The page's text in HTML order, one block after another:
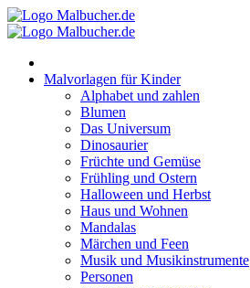
Zum
Inhalt
Malvorlagen für Kinder
Alphabet und zahlen
Blumen
Das Universum
Dinosaurier
Früchte und Gemüse
Frühling und Ostern
Halloween und Herbst
Haus und Wohnen
Mandalas
Märchen und Feen
Musik und Musikinstrumente
Personen